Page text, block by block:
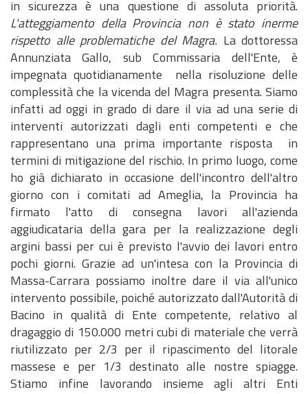
in sicurezza è una questione di assoluta priorità.
L'atteggiamento della Provincia non è stato inerme
rispetto alle problematiche del Magra. La dottoressa
Annunziata Gallo, sub Commissaria dell'Ente, è
impegnata quotidianamente nella risoluzione delle
complessità che la vicenda del Magra presenta. Siamo
infatti ad oggi in grado di dare il via ad una serie di
interventi autorizzati dagli enti competenti e che
rappresentano una prima importante risposta in
termini di mitigazione del rischio. In primo luogo, come
ho già dichiarato in occasione dell'incontro dell'altro
giorno con i comitati ad Ameglia, la Provincia ha
firmato l'atto di consegna lavori all'azienda
aggiudicataria della gara per la realizzazione degli
argini bassi per cui è previsto l'avvio dei lavori entro
pochi giorni. Grazie ad un'intesa con la Provincia di
Massa-Carrara possiamo inoltre dare il via all'unico
intervento possibile, poiché autorizzato dall'Autorità di
Bacino in qualità di Ente competente, relativo al
dragaggio di 150.000 metri cubi di materiale che verrà
riutilizzato per 2/3 per il ripascimento del litorale
massese e per 1/3 destinato alle nostre spiagge.
Stiamo infine lavorando insieme agli altri Enti